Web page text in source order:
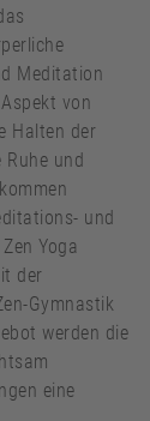
Meditation
von
Halten der
und
und
Yoga
der
Gymnastik
werden die
eine